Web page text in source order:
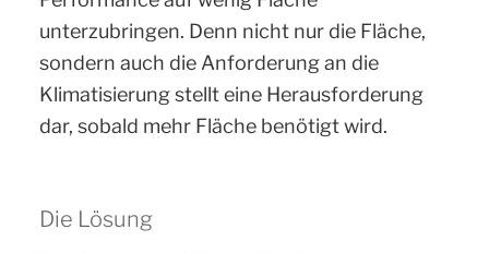
unterzubringen. Denn nicht nur die Fläche,
sondern auch die Anforderung an die
Klimatisierung stellt eine Herausforderung
dar, sobald mehr Fläche benötigt wird.
Die Lösung